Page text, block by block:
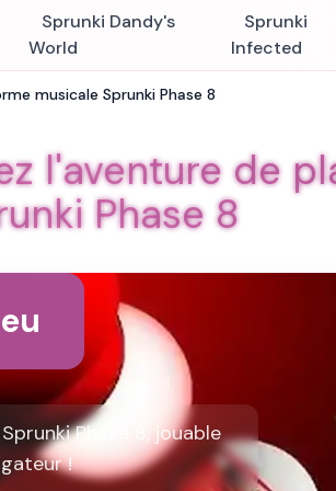
Sprunki Dandy's
World
Sprunki
Infected
musicale Sprunki Phase 8
l'aventure de
Phase 8
Phase 8, jouable
!